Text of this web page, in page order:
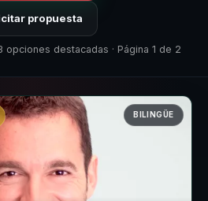
propuesta
opciones destacadas · Página 1 de 2
BILINGÜE